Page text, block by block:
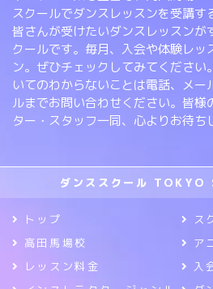
スクールでダンスレッスンを受講す
皆さんが受けたいダンスレッスンが
クールです。毎月、入会や体験レッ
ン。ぜひチェックしてみてください
いてのわからないことは電話、メー
ルまでお問い合わせください。皆様
ター・スタッフ一同、心よりお待ち
ダンススクール
トップ
ス
高田馬場校
ア
レッスン料金
入